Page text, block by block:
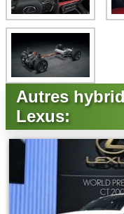
Autres
Lexus: